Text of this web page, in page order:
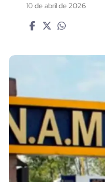
10 de abril de 2026